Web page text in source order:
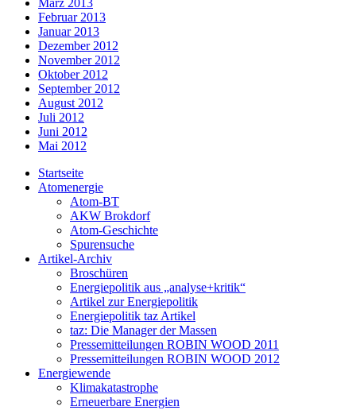
März 2013
Februar 2013
Januar 2013
Dezember 2012
November 2012
Oktober 2012
September 2012
August 2012
Juli 2012
Juni 2012
Mai 2012
Startseite
Atomenergie
Atom-BT
AKW Brokdorf
Atom-Geschichte
Spurensuche
Artikel-Archiv
Broschüren
Energiepolitik aus „analyse+kritik“
Artikel zur Energiepolitik
Energiepolitik taz Artikel
taz: Die Manager der Massen
Pressemitteilungen ROBIN WOOD 2011
Pressemitteilungen ROBIN WOOD 2012
Energiewende
Klimakatastrophe
Erneuerbare Energien